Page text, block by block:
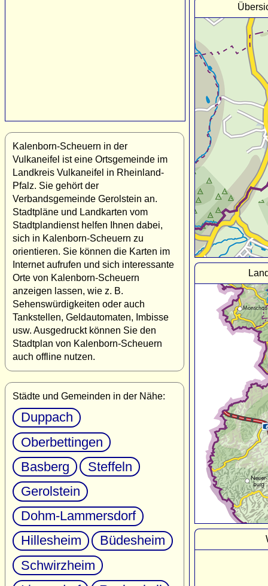
Kalenborn-Scheuern in der
Vulkaneifel ist eine Ortsgemeinde im
Landkreis Vulkaneifel in Rheinland-
Pfalz. Sie gehört der
Verbandsgemeinde Gerolstein an.
Stadtpläne und Landkarten vom
Stadtplandienst helfen Ihnen dabei,
sich in Kalenborn-Scheuern zu
orientieren. Sie können die Karten im
Internet aufrufen und sich interessante
Orte von Kalenborn-Scheuern
anzeigen lassen, wie z. B.
Sehenswürdigkeiten oder auch
Tankstellen, Geldautomaten, Imbisse
usw. Ausgedruckt können Sie den
Stadtplan von Kalenborn-Scheuern
auch offline nutzen.
Städte und Gemeinden in der Nähe:
Duppach
Oberbettingen
Basberg
Steffeln
Gerolstein
Dohm-Lammersdorf
Hillesheim
Büdesheim
Schwirzheim